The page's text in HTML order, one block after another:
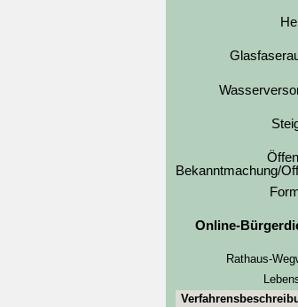
Bekanntmachung/
Online-
Rathaus-